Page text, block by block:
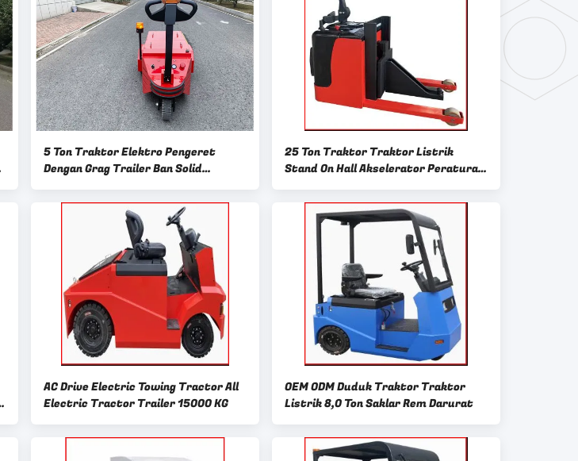
5 Ton Traktor Elektro Pengeret
Dengan Grag Trailer Ban Solid
25 Ton Traktor Traktor Listrik
Stand On Hall Akselerator Peraturan
AC Drive Electric Towing Tractor All
Electric Tractor Trailer 15000 KG
OEM ODM Duduk Traktor Traktor
Listrik 8,0 Ton Saklar Rem Darurat